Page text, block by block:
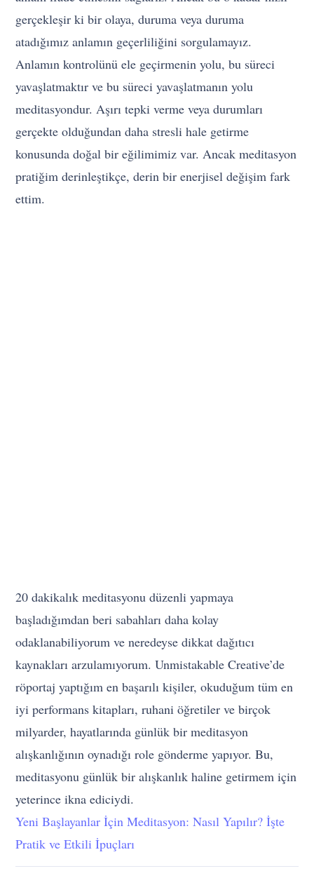
gerçekleşir ki bir olaya, duruma veya duruma
atadığımız anlamın geçerliliğini sorgulamayız.
Anlamın kontrolünü ele geçirmenin yolu, bu süreci
yavaşlatmaktır ve bu süreci yavaşlatmanın yolu
meditasyondur. Aşırı tepki verme veya durumları
gerçekte olduğundan daha stresli hale getirme
konusunda doğal bir eğilimimiz var. Ancak meditasyon
pratiğim derinleştikçe, derin bir enerjisel değişim fark
ettim.
20 dakikalık meditasyonu düzenli yapmaya
başladığımdan beri sabahları daha kolay
odaklanabiliyorum ve neredeyse dikkat dağıtıcı
kaynakları arzulamıyorum. Unmistakable Creative’de
röportaj yaptığım en başarılı kişiler, okuduğum tüm en
iyi performans kitapları, ruhani öğretiler ve birçok
milyarder, hayatlarında günlük bir meditasyon
alışkanlığının oynadığı role gönderme yapıyor. Bu,
meditasyonu günlük bir alışkanlık haline getirmem için
yeterince ikna ediciydi.
Yeni Başlayanlar İçin Meditasyon: Nasıl Yapılır? İşte
Pratik ve Etkili İpuçları